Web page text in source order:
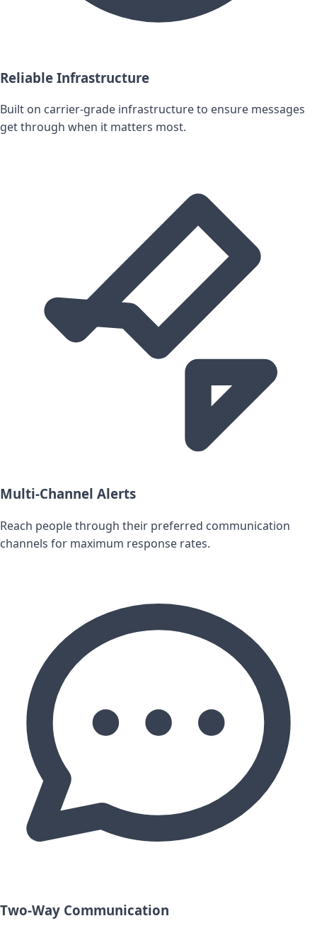
Reliable Infrastructure
Built on carrier-grade infrastructure to ensure messages
get through when it matters most.
Multi-Channel Alerts
Reach people through their preferred communication
channels for maximum response rates.
Two-Way Communication